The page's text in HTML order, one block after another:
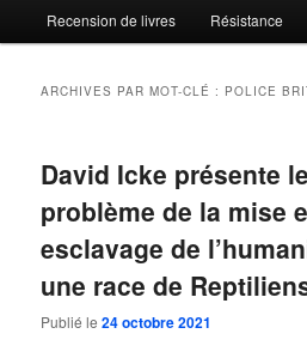
Recension de livres Résistance
ARCHIVES PAR MOT-CLÉ : POLICE
David Icke présente le
problème de la mise
esclavage de
une race de
Publié le24 octobre 2021